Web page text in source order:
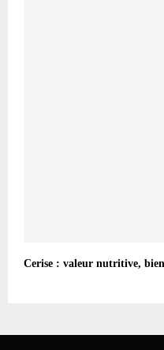
Cerise : valeur nutritive,